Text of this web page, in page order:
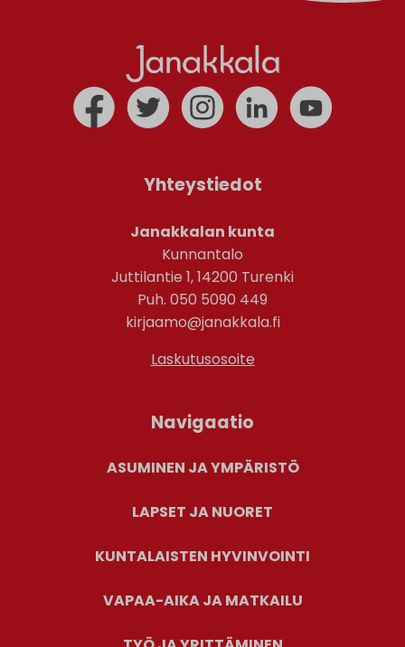
Yhteystiedot
Janakkalan kunta
Kunnantalo
Juttilantie 1, 14200 Turenki
Puh. 050 5090 449
kirjaamo@janakkala.fi
Laskutusosoite
Navigaatio
ASUMINEN JA YMPÄRISTÖ
LAPSET JA NUORET
KUNTALAISTEN HYVINVOINTI
VAPAA-AIKA JA MATKAILU